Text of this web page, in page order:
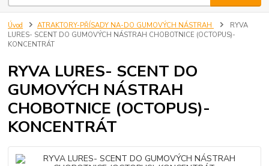
Úvod ATRAKTORY-PŘÍSADY NA-DO GUMOVÝCH NÁSTRAH
RYVA
LURES- SCENT DO GUMOVÝCH NÁSTRAH CHOBOTNICE (OCTOPUS)-
KONCENTRÁT
RYVA LURES- SCENT DO
GUMOVÝCH NÁSTRAH
CHOBOTNICE (OCTOPUS)-
KONCENTRÁT